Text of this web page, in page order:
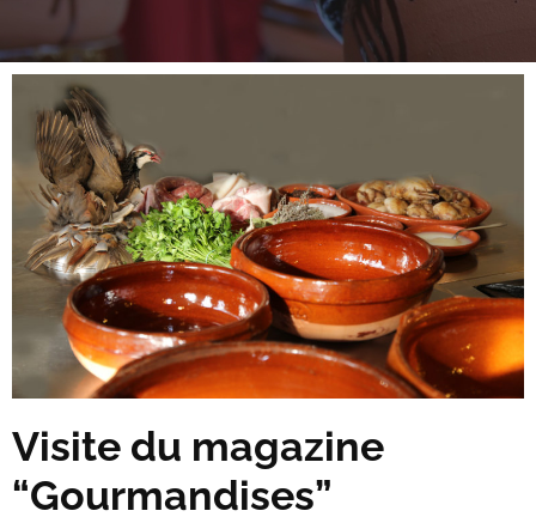
Visite du magazine
“Gourmandises”